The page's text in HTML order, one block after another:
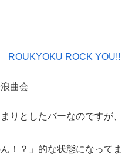
ROCK YOU!!
りとしたバーなのですが、
！？」的な状態になってま